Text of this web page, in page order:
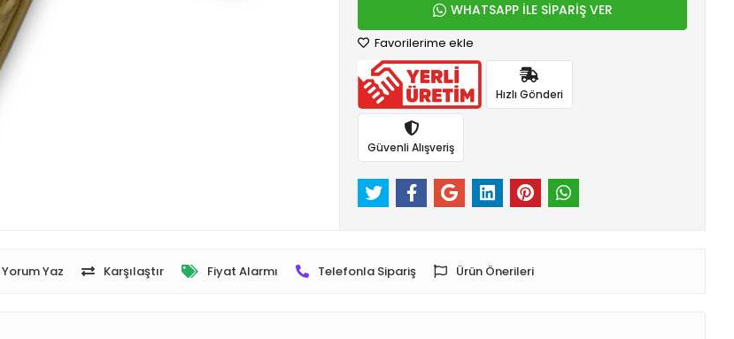
WHATSAPP İLE SİPARİŞ VER
Favorilerime ekle
Hızlı Gönderi
Güvenli Alışveriş
Yorum Yaz Karşılaştır Fiyat Alarmı Telefonla Sipariş Ürün Önerileri